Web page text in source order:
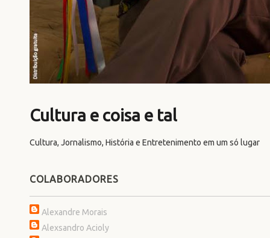
Cultura e coisa e tal
Cultura, Jornalismo, História e Entretenimento em um só lugar
COLABORADORES
Alexandre Morais
Alexsandro Acioly